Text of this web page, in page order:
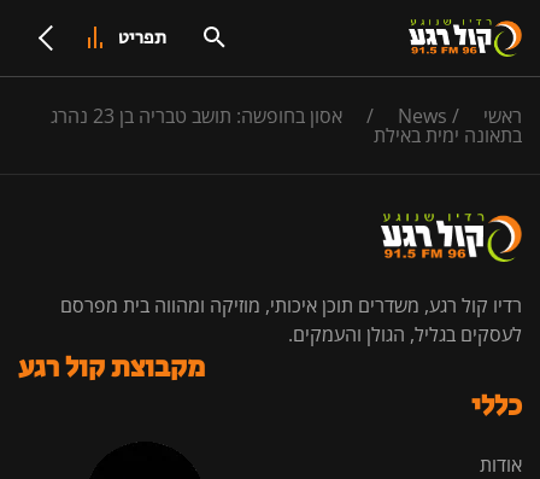
תפריט
ראשי /
News
/ אסון בחופשה: תושב טבריה בן 23 נהרג
בתאונה ימית באילת
רדיו קול רגע, משדרים תוכן איכותי, מוזיקה ומהווה בית מפרסם
לעסקים בגליל, הגולן והעמקים.
כללי
אודות
מקבוצת קול רגע